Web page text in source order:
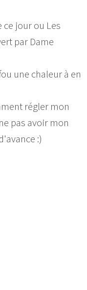
jour ou Les
par Dame
une chaleur à en
régler mon
pas avoir mon
:)